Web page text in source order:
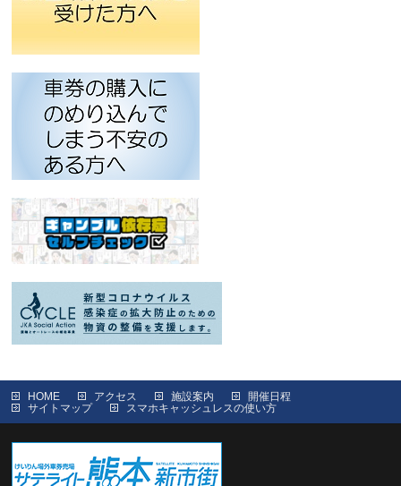
HOME アクセス 施設案内
開催日程
サイトマップ
スマホキャッシュレスの使い方